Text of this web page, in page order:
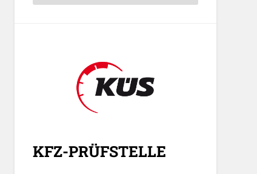
KFZ-PRÜFSTELLE